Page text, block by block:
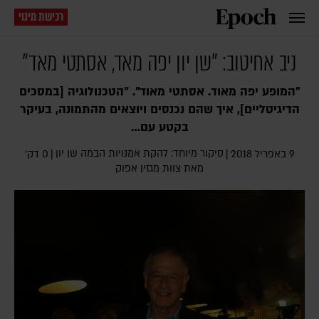
רכישת מינוי
ניב אחיטוב: "שן יון יפה מאד, אסתטי מאד"
״המופע יפה מאוד. אסתטי מאוד". "הטכנולוגיה [במסכים
הדיגיטליים], איך שהם נכנסים ויוצאים מהתמונה, בעיקר
בקטע עם…
9 באפריל 2018 | סיקור מיוחד: להקת אמנויות הבמה שן יון | 0 דק׳
מאת צוות מגזין אפוק